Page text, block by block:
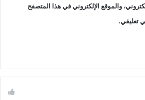
والموقع الإلكتروني في هذا المتصفح
تعليقي.